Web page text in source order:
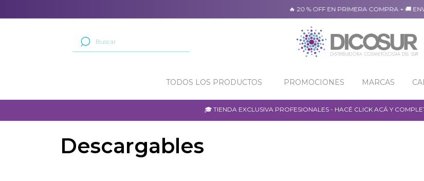
🔥 20 % OFF EN PRIMERA COMPRA + 🚚
TODOS LOS PRODUCTOS PROMOCIONES MARCAS
🎓 TIENDA EXCLUSIVA PROFESIONALES - HACÉ CLICK ACÁ Y
Descargables